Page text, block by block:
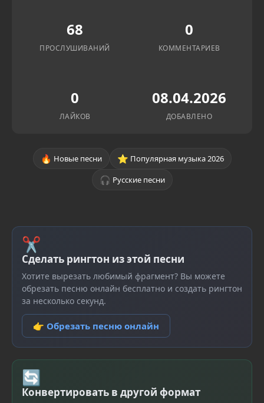
68
ПРОСЛУШИВАНИЙ
0
КОММЕНТАРИЕВ
0
ЛАЙКОВ
08.04.2026
ДОБАВЛЕНО
🔥 Новые песни ⭐ Популярная музыка 2026
🎧 Русские песни
✂
Сделать рингтон из этой песни
Хотите вырезать любимый фрагмент? Вы можете
обрезать песню онлайн бесплатно и создать рингтон
за несколько секунд.
👉 Обрезать песню онлайн
🔄
Конвертировать в другой формат